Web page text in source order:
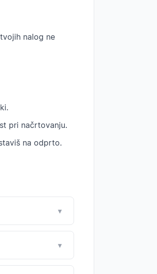
nalog ne
pri načrtovanju.
na odprto.
▾
▾